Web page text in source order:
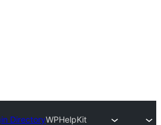
DirectoryWPHelpKit